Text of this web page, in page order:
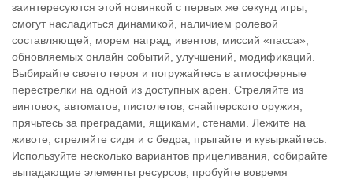
заинтересуются этой новинкой с первых же секунд игры,
смогут насладиться динамикой, наличием ролевой
составляющей, морем наград, ивентов, миссий «пасса»,
обновляемых онлайн событий, улучшений, модификаций.
Выбирайте своего героя и погружайтесь в атмосферные
перестрелки на одной из доступных арен. Стреляйте из
винтовок, автоматов, пистолетов, снайперского оружия,
прячьтесь за преградами, ящиками, стенами. Лежите на
животе, стреляйте сидя и с бедра, прыгайте и кувыркайтесь.
Используйте несколько вариантов прицеливания, собирайте
выпадающие элементы ресурсов, пробуйте вовремя